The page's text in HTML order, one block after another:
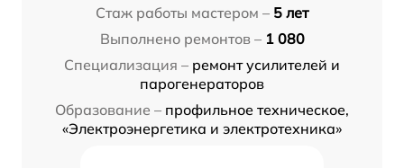
Стаж работы мастером – 5 лет
Выполнено ремонтов – 1 080
Специализация – ремонт усилителей и
парогенераторов
Образование – профильное техническое,
«Электроэнергетика и электротехника»